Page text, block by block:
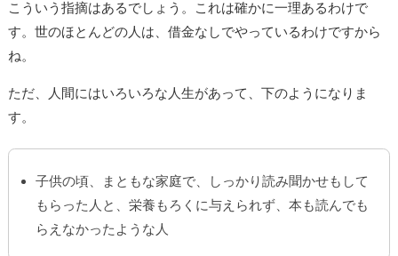
こういう指摘はあるでしょう。これは確かに一理あるわけで
す。世のほとんどの人は、借金なしでやっているわけですから
ね。
ただ、人間にはいろいろな人生があって、下のようになりま
す。
子供の頃、まともな家庭で、しっかり読み聞かせもして
もらった人と、栄養もろくに与えられず、本も読んでも
らえなかったような人